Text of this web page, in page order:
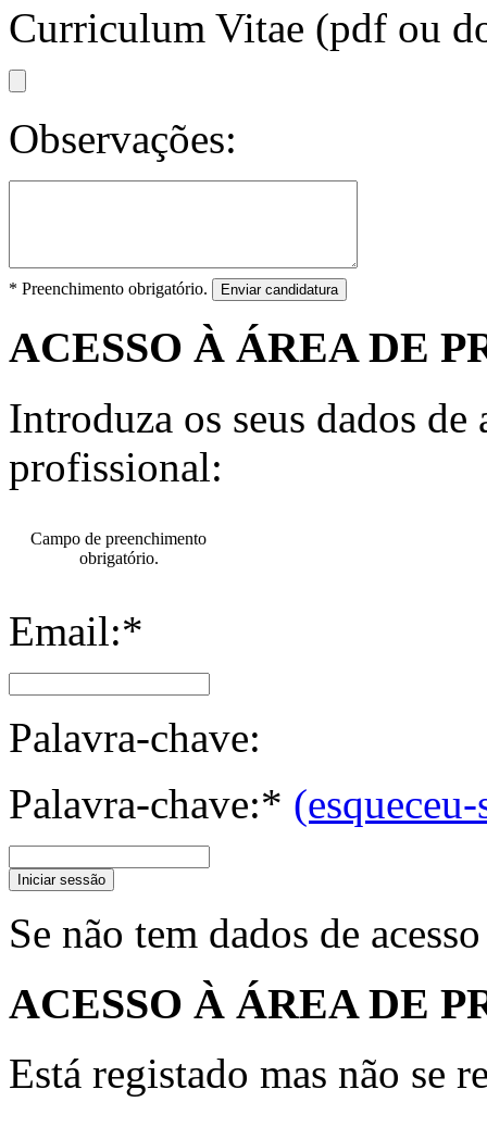
Curriculum Vitae (pdf ou
Observações:
* Preenchimento obrigatório. Enviar candidatura
ACESSO À ÁREA DE
Introduza os seus dados de
profissional:
Campo de preenchimento
obrigatório.
Email:*
Palavra-chave:
Palavra-chave:* (esqueceu-
Iniciar sessão
Se não tem dados de
ACESSO À ÁREA DE
Está registado mas não se